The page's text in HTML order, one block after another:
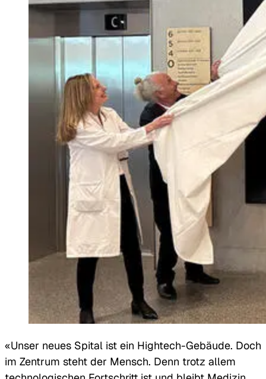
«Unser neues Spital ist ein Hightech-Gebäude. Doch
im Zentrum steht der Mensch. Denn trotz allem